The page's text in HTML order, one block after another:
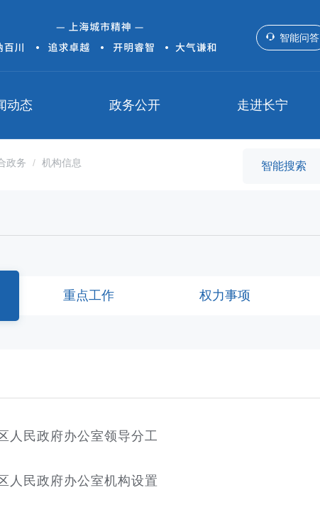
智能问答
动态 政务公开 走进长宁
政务 机构信息
重点工作 权力事项
人民政府办公室领导分工
人民政府办公室机构设置